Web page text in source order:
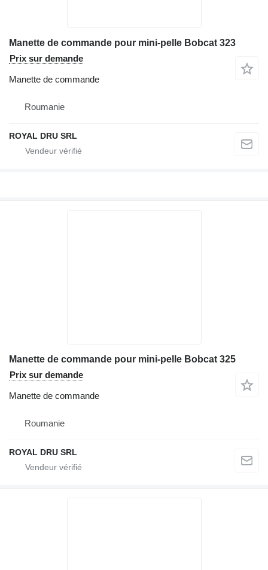
Manette de commande pour mini-pelle Bobcat 323
Prix sur demande
Manette de commande
Roumanie
ROYAL DRU SRL
Manette de commande pour mini-pelle Bobcat 325
Prix sur demande
Manette de commande
Roumanie
ROYAL DRU SRL